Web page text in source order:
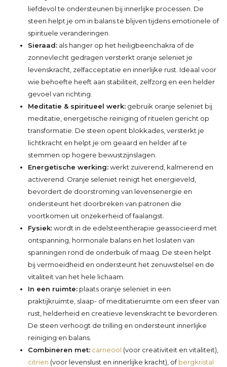
liefdevol te ondersteunen bij innerlijke processen. De
steen helpt je om in balans te blijven tijdens emotionele of
spirituele veranderingen.
Sieraad: als hanger op het heiligbeenchakra of de
zonnevlecht gedragen versterkt oranje seleniet je
levenskracht, zelfacceptatie en innerlijke rust. Ideaal voor
wie behoefte heeft aan stabiliteit, zelfzorg en een helder
gevoel van richting.
Meditatie & spiritueel werk: gebruik oranje seleniet bij
meditatie, energetische reiniging of rituelen gericht op
transformatie. De steen opent blokkades, versterkt je
lichtkracht en helpt je om geaard en helder af te
stemmen op hogere bewustzijnslagen.
Energetische werking:werkt zuiverend, kalmerend en
activerend. Oranje seleniet reinigt het energieveld,
bevordert de doorstroming van levensenergie en
ondersteunt het doorbreken van patronen die
voortkomen uit onzekerheid of faalangst.
Fysiek:wordt in de edelsteentherapie geassocieerd met
ontspanning, hormonale balans en het loslaten van
spanningen rond de onderbuik of maag. De steen helpt
bij vermoeidheid en ondersteunt het zenuwstelsel en de
vitaliteit van het hele lichaam.
In een ruimte: plaats oranje seleniet in een
praktijkruimte, slaap- of meditatieruimte om een sfeer van
rust, helderheid en creatieve levenskracht te bevorderen.
De steen verhoogt de trilling en ondersteunt innerlijke
reiniging en balans.
Combineren met: carneool (voor creativiteit en vitaliteit),
citrien (voor levenslust en innerlijke kracht), ofbergkristal